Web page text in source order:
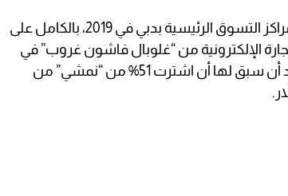
واستحوذت “إعمار مولز”، صاحبة عدد من مراكز التسوق الرئيسية بدبي في 2019، بالكامل على
شركة التجارة الإلكترونية من “غلوبال فاشون غروب” في
صفقة بقيمة 129.5 مليون دولار، وذلك بعد أن سبق لها أن اشترت 51% من “نمشي” من